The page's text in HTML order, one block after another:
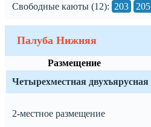
Свободные каюты (12): 203 205
Палуба Нижняя
Размещение
Четырехместная двухъярусная
2-местное размещение